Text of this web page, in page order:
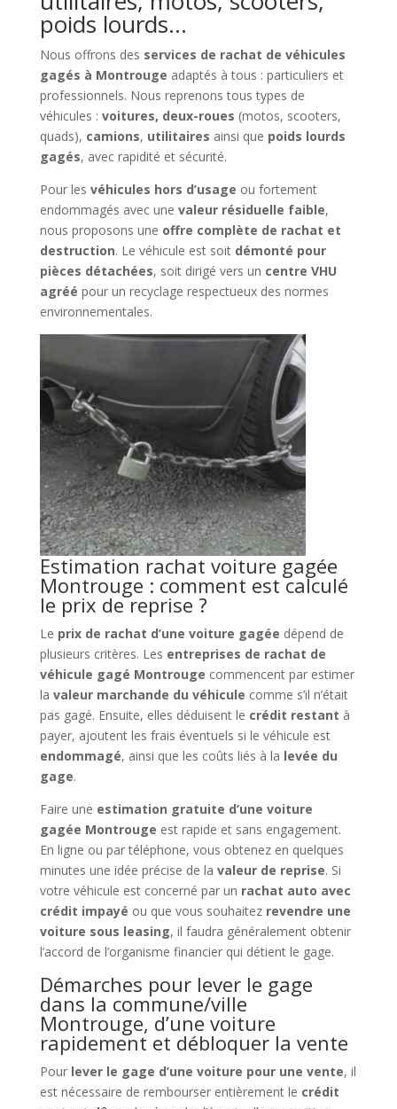
poids lourds…
Nous offrons des services de rachat de véhicules
gagés à Montrouge adaptés à tous : particuliers et
professionnels. Nous reprenons tous types de
véhicules : voitures, deux-roues (motos, scooters,
quads), camions, utilitaires ainsi que poids lourds
gagés, avec rapidité et sécurité.
Pour les véhicules hors d’usage ou fortement
endommagés avec une valeur résiduelle faible,
nous proposons une offre complète de rachat et
destruction. Le véhicule est soit démonté pour
pièces détachées, soit dirigé vers un centre VHU
agréé pour un recyclage respectueux des normes
environnementales.
Estimation rachat voiture gagée
Montrouge : comment est calculé
le prix de reprise ?
Le prix de rachat d’une voiture gagée dépend de
plusieurs critères. Les entreprises de rachat de
véhicule gagé Montrouge commencent par estimer
la valeur marchande du véhicule comme s’il n’était
pas gagé. Ensuite, elles déduisent le crédit restant à
payer, ajoutent les frais éventuels si le véhicule est
endommagé, ainsi que les coûts liés à la levée du
gage.
Faire une estimation gratuite d’une voiture
gagée Montrouge est rapide et sans engagement.
En ligne ou par téléphone, vous obtenez en quelques
minutes une idée précise de la valeur de reprise. Si
votre véhicule est concerné par un rachat auto avec
crédit impayé ou que vous souhaitez revendre une
voiture sous leasing, il faudra généralement obtenir
l’accord de l’organisme financier qui détient le gage.
Démarches pour lever le gage
dans la commune/ville
Montrouge, d’une voiture
rapidement et débloquer la vente
Pour lever le gage d’une voiture pour une vente, il
est nécessaire de rembourser entièrement le crédit